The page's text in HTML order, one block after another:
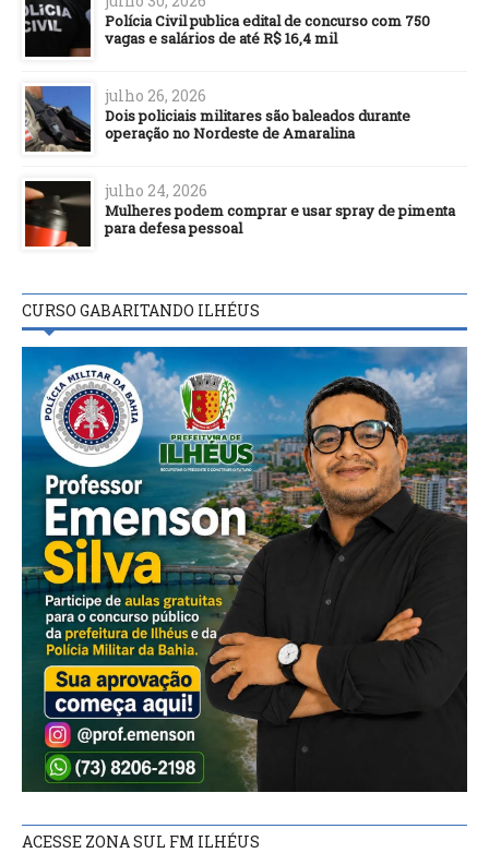
Polícia Civil publica edital de concurso com 750
vagas e salários de até R$ 16,4 mil
julho 26, 2026
Dois policiais militares são baleados durante
operação no Nordeste de Amaralina
julho 24, 2026
Mulheres podem comprar e usar spray de pimenta
para defesa pessoal
CURSO GABARITANDO ILHÉUS
ACESSE ZONA SUL FM ILHÉUS